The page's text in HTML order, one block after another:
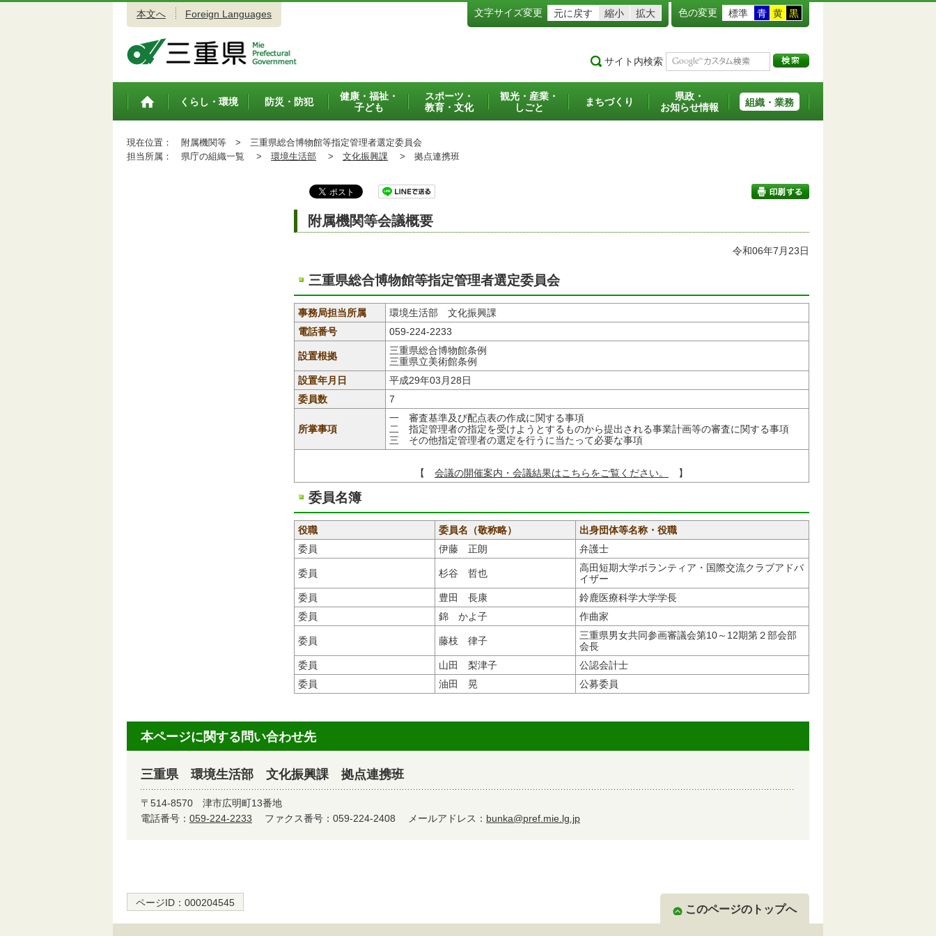
本文へ Foreign Languages 文字サイズ変更 元に戻す 縮小 拡大 色の変更 標準 青 黄 黒
サイト内検索
トップペ
くらし・環境 防災・防犯
健康・福祉・
子ども
スポーツ・
教育・文化
観光・産業・
しごと
まちづくり
県政・
お知らせ情報
組織・業務
現在位置： 附属機関等 > 三重県総合博物館等指定管理者選定委員会
担当所属：
県庁の組織一覧 > 環境生活部 > 文化振興課 > 拠点連携班
印刷する
附属機関等会議概要
令和06年7月23日
三重県総合博物館等指定管理者選定委員会
事務局担当所属
環境生活部 文化振興課
電話番号
059-224-2233
設置根拠
三重県総合博物館条例
三重県立美術館条例
設置年月日
平成29年03月28日
委員数
7
所掌事項
一 審査基準及び配点表の作成に関する事項
二 指定管理者の指定を受けようとするものから提出される事業計画等の審査に関する事項
三 その他指定管理者の選定を行うに当たって必要な事項
【 会議の開催案内・会議結果はこちらをご覧ください。 】
委員名簿
役職 委員名（敬称略）
出身団体等名称・役職
委員
伊藤 正朗 弁護士
委員 杉谷 哲也
高田短期大学ボランティア・国際交流クラブアドバ
イザー
委員
豊田 長康
鈴鹿医療科学大学学長
委員
錦 かよ子 作曲家
委員 藤枝 律子
三重県男女共同参画審議会第10～12期第２部会部
会長
委員
山田 梨津子
公認会計士
委員
油田 晃 公募委員
本ページに関する問い合わせ先
三重県 環境生活部 文化振興課 拠点連携班
〒514-8570 津市広明町13番地
電話番号： 059-224-2233 ファクス番号：059-224-2408 メールアドレス： bunka@pref.mie.lg.jp
ページID： 000204545
このページのトップへ